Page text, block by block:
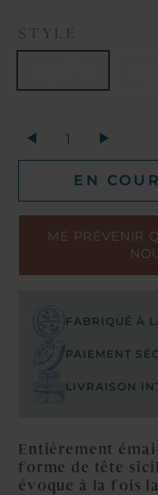
STYLE
EN
ME PRÉVENIR
FABRIQUÉ À
PAIEMENT
LIVRAISON
Entièrement
forme de tête
évoque à la fois